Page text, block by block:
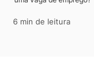
6 min de leitura